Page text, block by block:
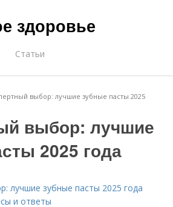
здоровье
Статьи
выбор: лучшие зубные пасты 2025
выбор: лучшие
2025 года
лучшие зубные пасты 2025 года
и ответы